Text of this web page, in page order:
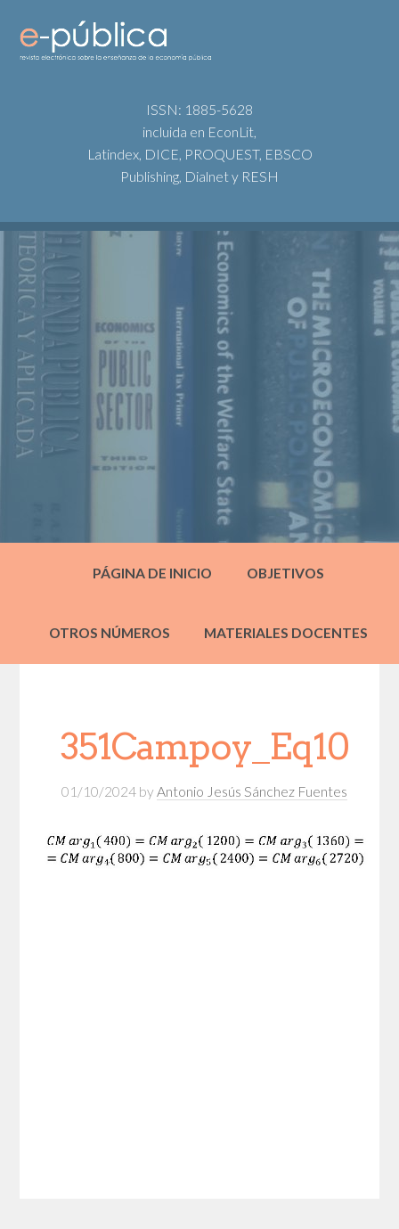
ISSN: 1885-5628
incluida en EconLit,
Latindex, DICE, PROQUEST, EBSCO
Publishing, Dialnet y RESH
PÁGINA DE INICIO OBJETIVOS
OTROS NÚMEROS MATERIALES DOCENTES
351Campoy_Eq10
01/10/2024 by Antonio Jesús Sánchez Fuentes